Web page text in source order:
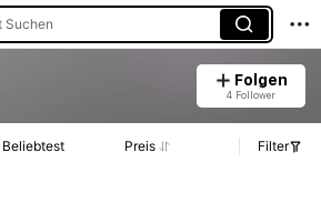
Suchen
Folgen
4 Follower
Beliebtest Preis Filter